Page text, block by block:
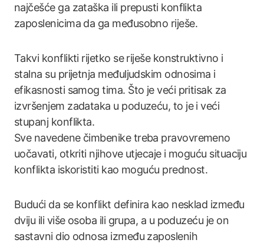
najčešće ga zataška ili prepusti konflikta
zaposlenicima da ga međusobno riješe.
Takvi konflikti rijetko se riješe konstruktivno i
stalna su prijetnja međuljudskim odnosima i
efikasnosti samog tima. Što je veći pritisak za
izvršenjem zadataka u poduzeću, to je i veći
stupanj konflikta.
Sve navedene čimbenike treba pravovremeno
uočavati, otkriti njihove utjecaje i moguću situaciju
konflikta iskoristiti kao moguću prednost.
Budući da se konflikt definira kao nesklad između
dviju ili više osoba ili grupa, a u poduzeću je on
sastavni dio odnosa između zaposlenih